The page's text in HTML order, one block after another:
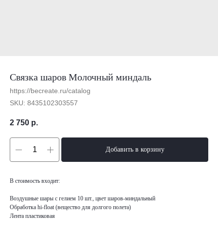
Связка шаров Молочный миндаль
https://becreate.ru/catalog
SKU: 8435102303557
2 750 р.
Добавить в корзину
В стоимость входит:
Воздушные шары с гелием 10 шт., цвет шаров-миндальный
Обработка hi-float (вещество для долгого полета)
Лента пластиковая